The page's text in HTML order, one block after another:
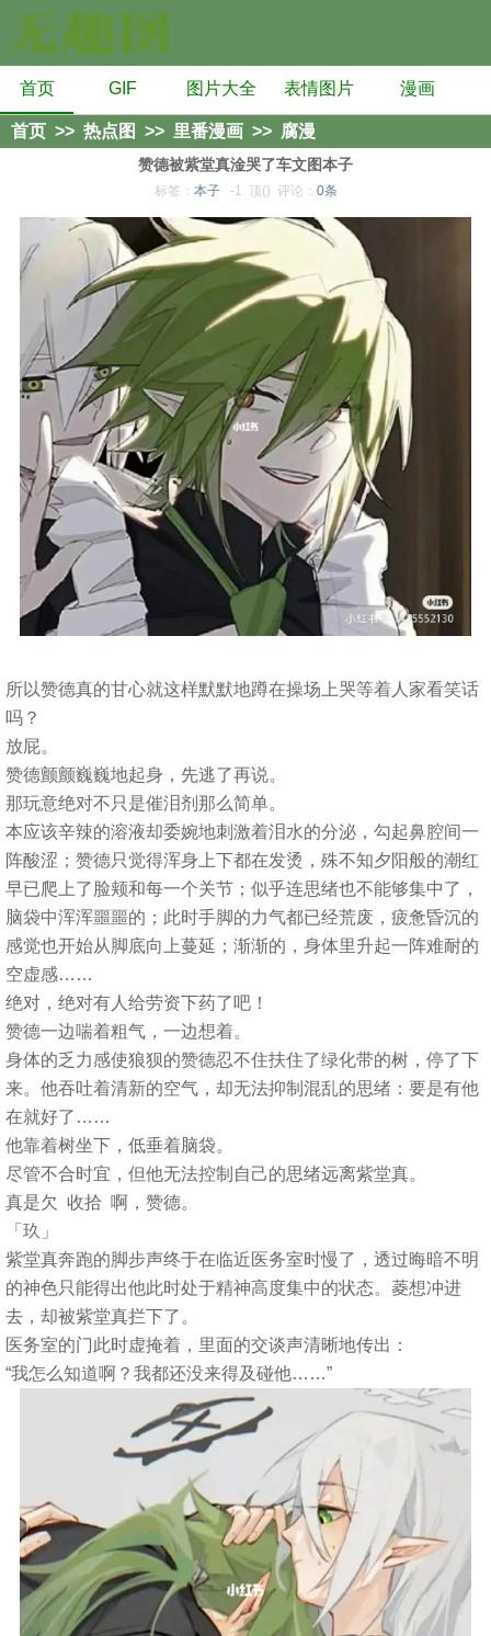
首页 GIF 图片大全 表情图片 漫画
首页 >> 热点图 >> 里番漫画 >> 腐漫
赞德被紫堂真淦哭了车文图本子
标签： 本子 -1 顶() 评论： 0条
所以赞德真的甘心就这样默默地蹲在操场上哭等着人家看笑话
吗？
放屁。
赞德颤颤巍巍地起身，先逃了再说。
那玩意绝对不只是催泪剂那么简单。
本应该辛辣的溶液却委婉地刺激着泪水的分泌，勾起鼻腔间一
阵酸涩；赞德只觉得浑身上下都在发烫，殊不知夕阳般的潮红
早已爬上了脸颊和每一个关节；似乎连思绪也不能够集中了，
脑袋中浑浑噩噩的；此时手脚的力气都已经荒废，疲惫昏沉的
感觉也开始从脚底向上蔓延；渐渐的，身体里升起一阵难耐的
空虚感……
绝对，绝对有人给劳资下药了吧！
赞德一边喘着粗气，一边想着。
身体的乏力感使狼狈的赞德忍不住扶住了绿化带的树，停了下
来。他吞吐着清新的空气，却无法抑制混乱的思绪：要是有他
在就好了……
他靠着树坐下，低垂着脑袋。
尽管不合时宜，但他无法控制自己的思绪远离紫堂真。
真是欠 收拾 啊，赞德。
「玖」
紫堂真奔跑的脚步声终于在临近医务室时慢了，透过晦暗不明
的神色只能得出他此时处于精神高度集中的状态。菱想冲进
去，却被紫堂真拦下了。
医务室的门此时虚掩着，里面的交谈声清晰地传出：
“我怎么知道啊？我都还没来得及碰他……”